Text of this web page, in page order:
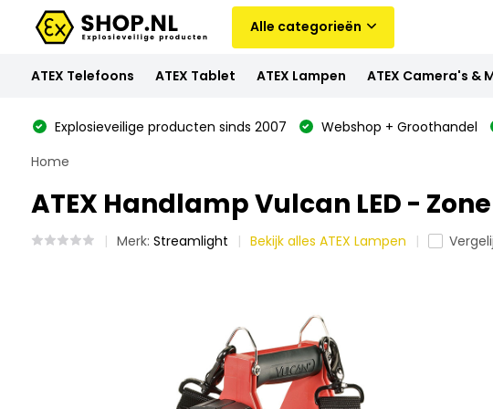
Alle categorieën
ATEX Telefoons ATEX Tablet ATEX Lampen ATEX Camera's &
Explosieveilige producten sinds 2007 Webshop + Groothandel
Home
ATEX Handlamp Vulcan LED -
Merk: Streamlight Bekijk alles ATEX Lampen